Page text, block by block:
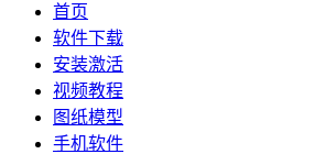
首页
软件下载
安装激活
视频教程
图纸模型
手机软件